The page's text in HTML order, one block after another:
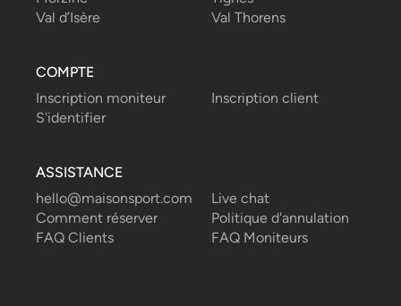
Val d’Isère
Val Thorens
COMPTE
Inscription moniteur
Inscription client
S'identifier
ASSISTANCE
hello@maisonsport.com
Live chat
Comment réserver
Politique d'annulation
FAQ Clients
FAQ Moniteurs